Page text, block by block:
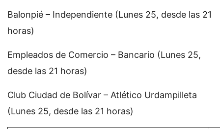
Balonpié – Independiente (Lunes 25, desde las 21
horas)
Empleados de Comercio – Bancario (Lunes 25,
desde las 21 horas)
Club Ciudad de Bolívar – Atlético Urdampilleta
(Lunes 25, desde las 21 horas)